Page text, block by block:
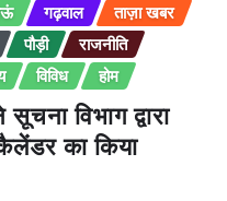
गढ़वाल
ताज़ा खबर
पौड़ी
राजनीति
विविध होम
विभाग द्वारा
का किया